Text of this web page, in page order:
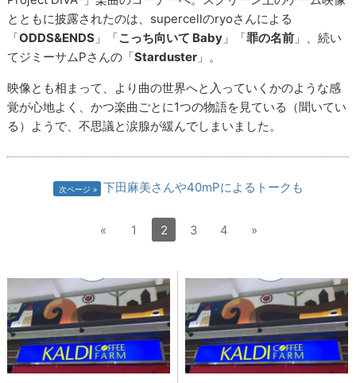
とともに披露されたのは、supercellのryoさんによる
「ODDS&ENDS 」「こっち向いて Baby 」「罪の名前 」、続い
てジミーサムPさんの「Starduster 」。
映像とも相まって、より曲の世界へと入っていくかのような感
覚が心地よく、かつ楽曲ごとに1つの物語を見ている（聞いてい
る）ようで、不思議と涙腺が緩んでしまいました。
次ページ 下田麻美さんや40mPによるトークも
« 1 2 3 4 »